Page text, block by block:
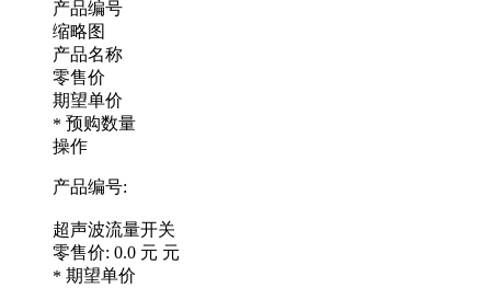
产品编号
缩略图
产品名称
零售价
期望单价
* 预购数量
操作
产品编号:
超声波流量开关
零售价: 0.0 元 元
* 期望单价